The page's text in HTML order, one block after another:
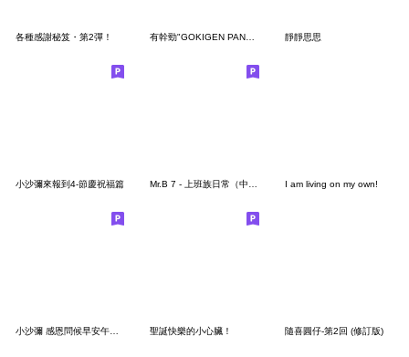
各種感謝秘笈・第2彈！ 靜靜思思
小沙彌來報到4-節慶祝福篇 I am living on my own!
小沙彌 感恩問候早安午晚超實用可愛祝福貼1 聖誕快樂的小心臟！ 隨喜圓仔-第2回 (修訂版)